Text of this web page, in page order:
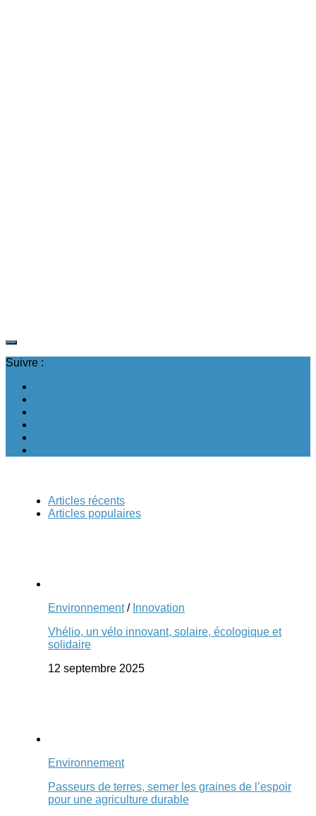
Suivre :
Articles récents
Articles populaires
Environnement/ Innovation
Vhélio, un vélo innovant, solaire, écologique et
solidaire
12 septembre 2025
Environnement
Passeurs de terres, semer les graines de l’espoir
pour une agriculture durable